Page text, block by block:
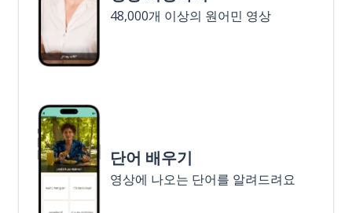
48,000개 이상의 원어민 영상
단어 배우기
영상에 나오는 단어를 알려드려요